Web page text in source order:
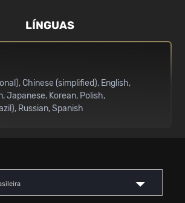
LÍNGUAS
Chinese (simplified) English
Japanese Korean Polish
Russian Spanish